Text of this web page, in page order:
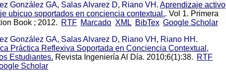
González GA, Salas Alvarez D, Riano VH . Aprendizaje activo
ubicuo soportados en conciencia contextual.. Vol 1. Primera
Book ; 2012. RTF Marcado XML BibTex Google Scholar
González GA, Salas Alvarez D, Riano VH , Riano HH .
Práctica Reflexiva Soportada en Conciencia Contextual,
Estudiantes. Revista Ingeniería Al Día. 2010;6(1):38. RTF
Scholar